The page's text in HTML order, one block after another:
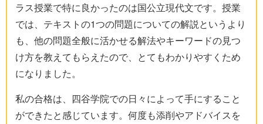
ラス授業で特に良かったのは国公立現代文です。授業
では、テキストの1つの問題についての解説というより
も、他の問題全般に活かせる解法やキーワードの見つ
け方を教えてもらえたので、とてもわかりやすくため
になりました。
私の合格は、四谷学院での日々によって手にすること
ができたと感じています。何度も添削やアドバイスを